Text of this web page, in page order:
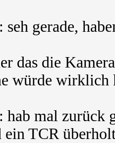
seh gerade,
das die
würde wirklich
hab mal zurück
TCR